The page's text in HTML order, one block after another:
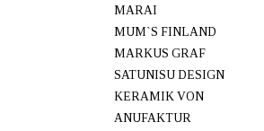
MARAI
MUM`S FINLAND
MARKUS GRAF
SATUNISU DESIGN
KERAMIK VON
ANUFAKTUR